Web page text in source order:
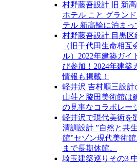
村野藤吾設計 旧 新
ホテル こと グラン
テル 新高輪に泊まっ
村野藤吾設計 目黒区
（旧千代田生命相互
ル）2022年建築ガイ
び参加！2024年建築
情報も掲載！
軽井沢 吉村順三設計
山荘と脇田美術館は
の見事なコラボレー
軽井沢で現代美術を
清訓設計 ”自然と共
館”セゾン現代美術
まで長期休館。
埼玉建築巡りその3